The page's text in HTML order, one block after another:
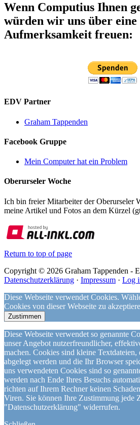
Wenn Computius Ihnen
würden wir uns über eine
Aufmerksamkeit freuen:
EDV Partner
Graham Tappenden
Facebook Gruppe
Mein Computer hat ein Problem
Oberurseler Woche
Ich bin freier Mitarbeiter der Oberurseler
meine Artikel und Fotos an dem Kürzel
Return to top of page
Copyright © 2026 Graham Tappenden -
Datenschutzerklärung · Impressum · Log
Diese Webseite verwendet Cookies.
Cookies von dieser Webseite zu
Zustimmen
Diese Webseite verwendet so genannte
unser Angebot nutzerfreundlicher,
machen. Cookies sind kleine
abgelegt werden und die Ihr Browser
uns verwendeten Cookies sind so
werden nach Ende Ihres Besuchs
richten auf Ihrem Rechner keinen
Viren. Sie können Ihre Zustimmung jede
"Datenschutzerklärung" widerrufen.